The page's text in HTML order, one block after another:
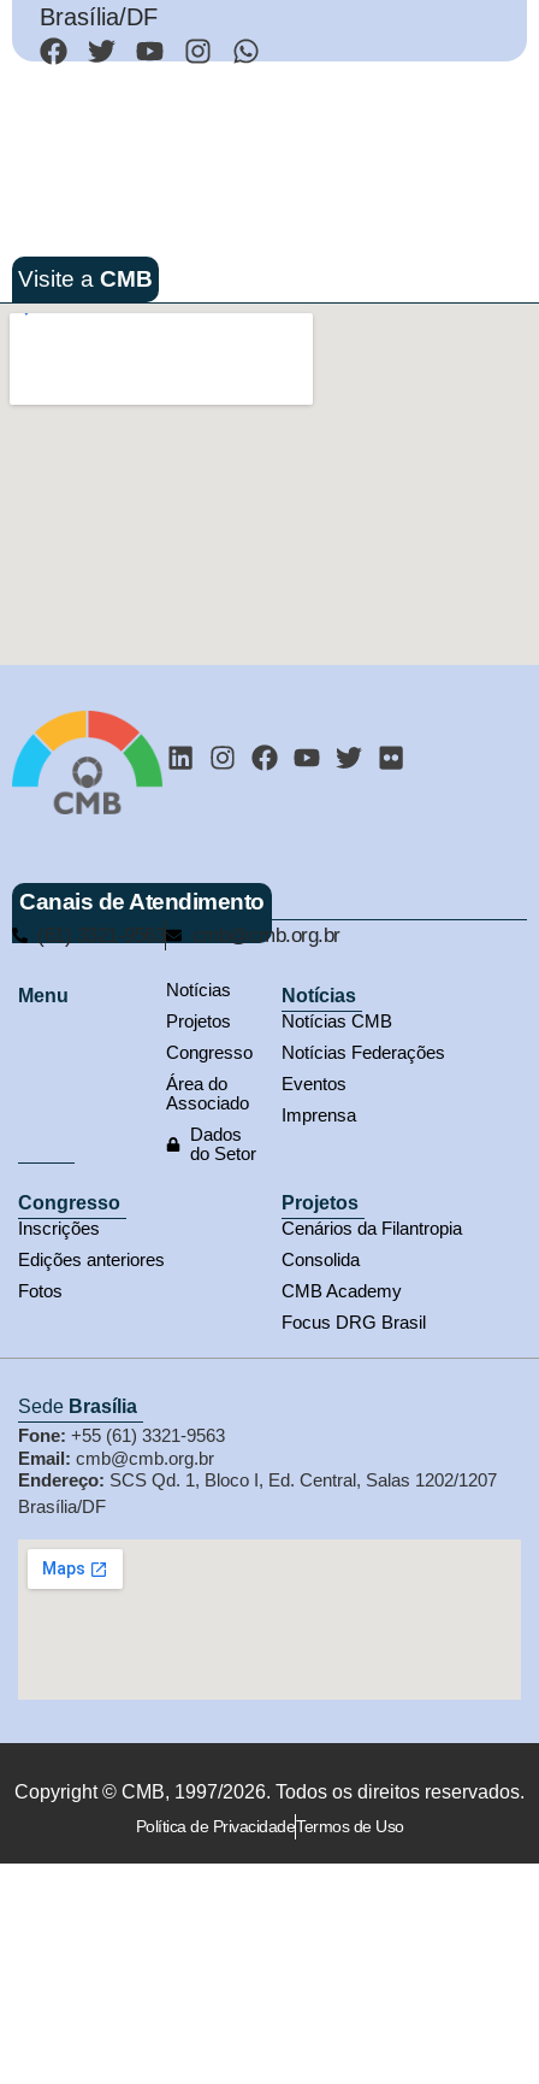
Brasília/DF
Visite a CMB
Canais de Atendimento
(61) 3321-9563 cmb@cmb.org.br
Menu
Notícias
Projetos
Congresso
Área do
Associado
Dados
do Setor
Notícias
Notícias CMB
Notícias Federações
Eventos
Imprensa
Congresso
Inscrições
Edições anteriores
Fotos
Projetos
Cenários da Filantropia
Consolida
CMB Academy
Focus DRG Brasil
Sede Brasília
Fone: +55 (61) 3321-9563
Email: cmb@cmb.org.br
Endereço: SCS Qd. 1, Bloco I, Ed. Central, Salas 1202/1207
Brasília/DF
Copyright © CMB, 1997/2026. Todos os direitos reservados.
Política de PrivacidadeTermos de Uso